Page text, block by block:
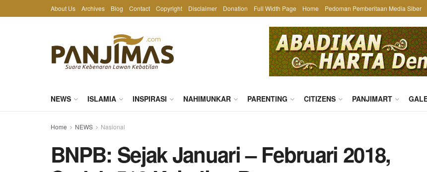
About Us Archives Blog Contact Copyright Disclaimer Donation Full Width Page Home Pedoman Pemberitaan Media Siber
NEWS ISLAMIA INSPIRASI NAHIMUNKAR PARENTING CITIZENS PANJIMART
Home NEWS Nasional
BNPB: Sejak Januari – Februari 2018,